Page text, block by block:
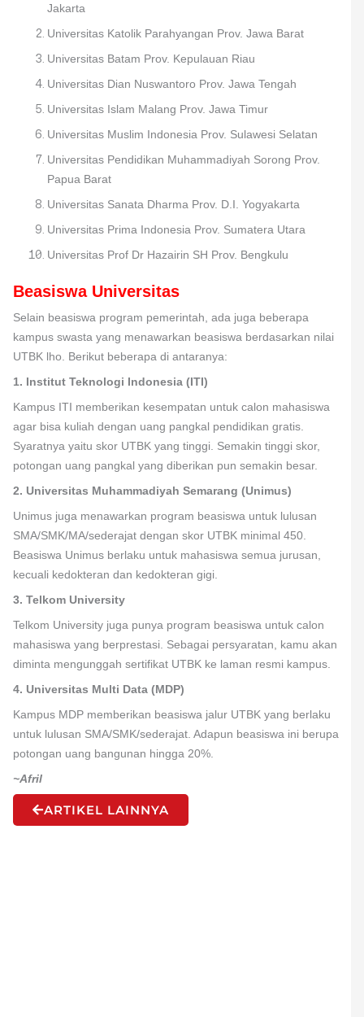
Jakarta
Universitas Katolik Parahyangan Prov. Jawa Barat
Universitas Batam Prov. Kepulauan Riau
Universitas Dian Nuswantoro Prov. Jawa Tengah
Universitas Islam Malang Prov. Jawa Timur
Universitas Muslim Indonesia Prov. Sulawesi Selatan
Universitas Pendidikan Muhammadiyah Sorong Prov.
Papua Barat
Universitas Sanata Dharma Prov. D.I. Yogyakarta
Universitas Prima Indonesia Prov. Sumatera Utara
Universitas Prof Dr Hazairin SH Prov. Bengkulu
Beasiswa Universitas
Selain beasiswa program pemerintah, ada juga beberapa
kampus swasta yang menawarkan beasiswa berdasarkan nilai
UTBK lho. Berikut beberapa di antaranya:
1. Institut Teknologi Indonesia (ITI)
Kampus ITI memberikan kesempatan untuk calon mahasiswa
agar bisa kuliah dengan uang pangkal pendidikan gratis.
Syaratnya yaitu skor UTBK yang tinggi. Semakin tinggi skor,
potongan uang pangkal yang diberikan pun semakin besar.
2. Universitas Muhammadiyah Semarang (Unimus)
Unimus juga menawarkan program beasiswa untuk lulusan
SMA/SMK/MA/sederajat dengan skor UTBK minimal 450.
Beasiswa Unimus berlaku untuk mahasiswa semua jurusan,
kecuali kedokteran dan kedokteran gigi.
3. Telkom University
Telkom University juga punya program beasiswa untuk calon
mahasiswa yang berprestasi. Sebagai persyaratan, kamu akan
diminta mengunggah sertifikat UTBK ke laman resmi kampus.
4. Universitas Multi Data (MDP)
Kampus MDP memberikan beasiswa jalur UTBK yang berlaku
untuk lulusan SMA/SMK/sederajat. Adapun beasiswa ini berupa
potongan uang bangunan hingga 20%.
~Afril
ARTIKEL LAINNYA